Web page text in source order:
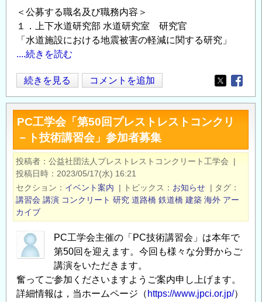
の
新
に
募
し
ま
す
～
任
期
付
研
究
員
公
募
和
＜公募する職名及び職務内容＞
１．上下水道研究部 水道研究室 研究官
「水道施設における地震被害の軽減に関する研究」
....続きを読む
住
宅・
社
会
資
本
分
野
の
研
課
題
取
り
続きを見る コメントを追加
Opens in
PC工学会「第50回プレストレストコンクリ
－ト技術講習会」参加者募集
投稿者 公益社団法人プレストレストコンクリート工学会
|
投稿日時
2023/05/17(水) 16:21
セクション
イベント案内 | トピックス お知らせ | タグ
講習会 講演 コンクリート 研究 道路橋 鉄道橋 建築 海外 アー
カイブ
PC工学会主催の「PC技術講習会」は本年で
第50回を迎えます。今回も様々な分野からご
講演をいただきます。
奮ってご参加くださいますようご案内申し上げます。
詳細情報は，当ホームページ（ https://www.jpci.or.jp/）